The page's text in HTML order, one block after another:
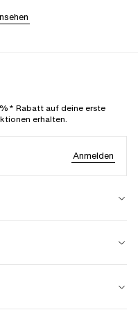
Rabatt auf deine erste
erhalten.
Anmelden